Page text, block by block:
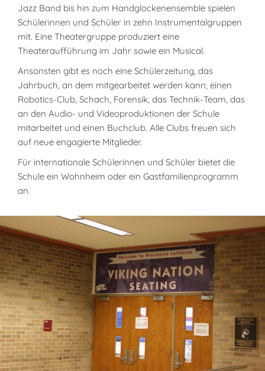
Jazz Band bis hin zum Handglockenensemble spielen
Schülerinnen und Schüler in zehn Instrumentalgruppen
mit. Eine Theatergruppe produziert eine
Theateraufführung im Jahr sowie ein Musical.
Ansonsten gibt es noch eine Schülerzeitung, das
Jahrbuch, an dem mitgearbeitet werden kann, einen
Robotics-Club, Schach, Forensik, das Technik-Team, das
an den Audio- und Videoproduktionen der Schule
mitarbeitet und einen Buchclub. Alle Clubs freuen sich
auf neue engagierte Mitglieder.
Für internationale Schülerinnen und Schüler bietet die
Schule ein Wohnheim oder ein Gastfamilienprogramm
an.